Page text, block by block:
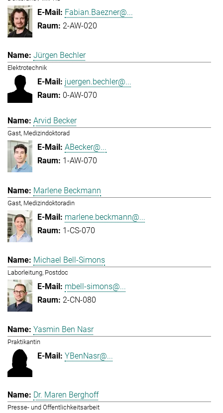
Fabian.Baezner@...
2-AW-020
Jürgen Bechler
Elektrotechnik
juergen.bechler@...
0-AW-070
Arvid Becker
Gast, Medizindoktorad
ABecker@...
1-AW-070
Marlene Beckmann
Gast, Medizindoktoradin
marlene.beckmann@...
1-CS-070
Michael Bell-Simons
Laborleitung, Postdoc
mbell-simons@...
2-CN-080
Yasmin Ben Nasr
Praktikantin
YBenNasr@...
Dr. Maren Berghoff
Presse- und Öffentlichkeitsarbeit